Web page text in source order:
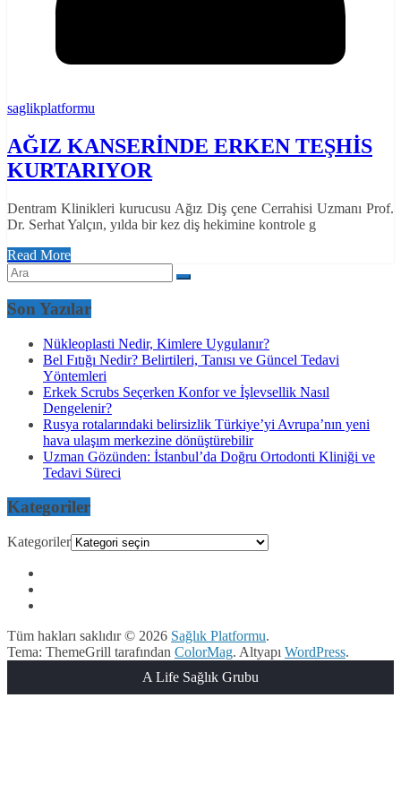
saglikplatformu
AĞIZ KANSERİNDE ERKEN TEŞHİS
KURTARIYOR
Dentram Klinikleri kurucusu Ağız Diş çene Cerrahisi Uzmanı Prof.
Dr. Serhat Yalçın, yılda bir kez diş hekimine kontrole g
Read More
Son Yazılar
Nükleoplasti Nedir, Kimlere Uygulanır?
Bel Fıtığı Nedir? Belirtileri, Tanısı ve Güncel Tedavi
Yöntemleri
Erkek Scrubs Seçerken Konfor ve İşlevsellik Nasıl
Dengelenir?
Rusya rotalarındaki belirsizlik Türkiye’yi Avrupa’nın yeni
hava ulaşım merkezine dönüştürebilir
Uzman Gözünden: İstanbul’da Doğru Ortodonti Kliniği ve
Tedavi Süreci
Kategoriler
Kategoriler
Tüm hakları saklıdır © 2026 Sağlık Platformu.
Tema: ThemeGrill tarafından ColorMag. Altyapı WordPress.
A Life Sağlık Grubu